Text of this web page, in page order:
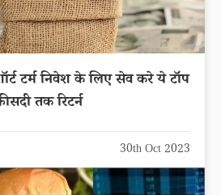
टर्म निवेश के लिए सेव करे ये टॉप
तक रिटर्न
30th Oct 2023